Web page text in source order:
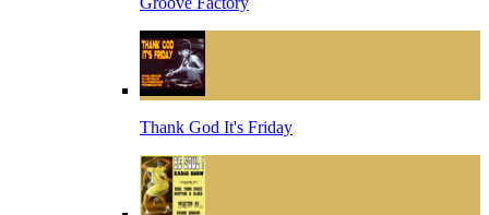
Thank God It's Friday